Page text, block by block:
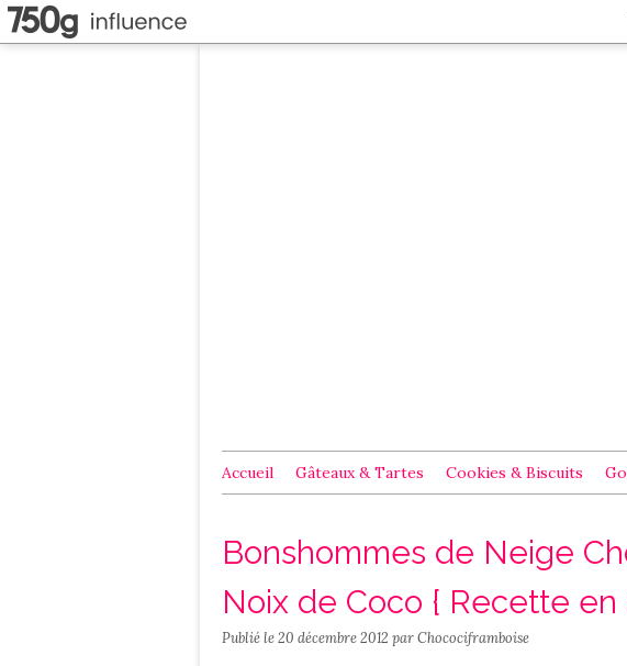
Accueil Gâteaux & Tartes Cookies & Biscuits
Bonshommes de Neige
Noix de Coco { Recette
Publié le20 décembre 2012 par Chocociframboise